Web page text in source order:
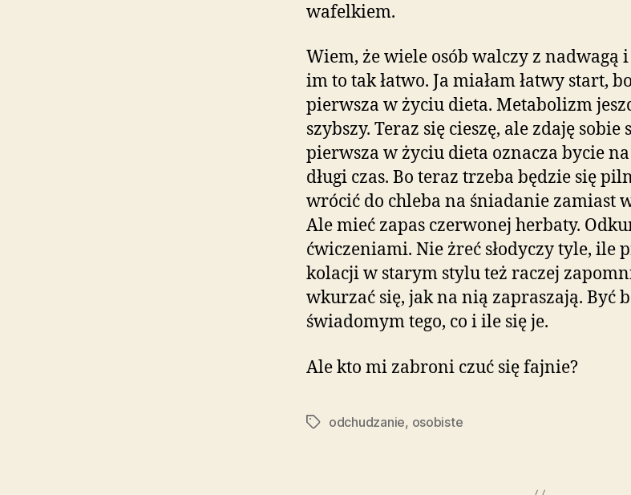
wafelkiem.
Wiem, że wiele osób walczy z nadwagą
im to tak łatwo. Ja miałam łatwy start,
pierwsza w życiu dieta. Metabolizm
szybszy. Teraz się cieszę, ale zdaję sobie
pierwsza w życiu dieta oznacza bycie
długi czas. Bo teraz trzeba będzie się
wrócić do chleba na śniadanie zamiast
Ale mieć zapas czerwonej herbaty.
ćwiczeniami. Nie żreć słodyczy tyle, ile
kolacji w starym stylu też raczej
wkurzać się, jak na nią zapraszają. Być
świadomym tego, co i ile się je.
Ale kto mi zabroni czuć się fajnie?
Tagiodchudzanie, osobiste